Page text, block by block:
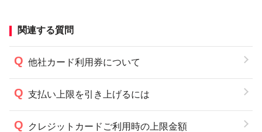
関連する質問
他社カード利用券について
支払い上限を引き上げるには
クレジットカードご利用時の上限金額